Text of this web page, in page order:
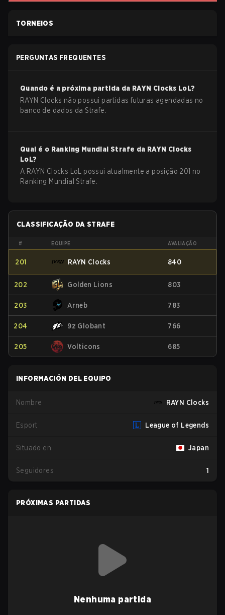
TORNEIOS
PERGUNTAS FREQUENTES
Quando é a próxima partida da RAYN Clocks LoL?
RAYN Clocks não possui partidas futuras agendadas no
banco de dados da Strafe.
Qual é o Ranking Mundial Strafe da RAYN Clocks
LoL?
A RAYN Clocks LoL possui atualmente a posição 201 no
Ranking Mundial Strafe.
CLASSIFICAÇÃO DA STRAFE
# EQUIPE AVALIAÇÃO
201 RAYN Clocks 840
202 Golden Lions 803
203 Arneb 783
204 9z Globant 766
205 Volticons 685
INFORMACIÓN DEL EQUIPO
Nombre RAYN Clocks
Esport League of Legends
Situado en Japan
Seguidores 1
PRÓXIMAS PARTIDAS
Nenhuma partida